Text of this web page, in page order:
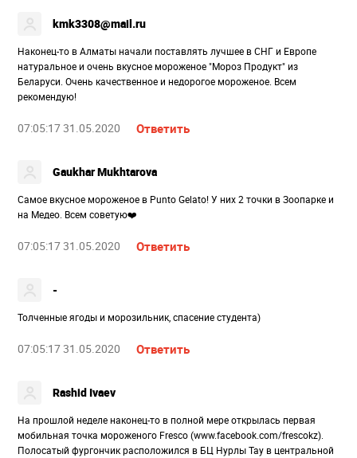
kmk3308@mail.ru
Наконец-то в Алматы начали поставлять лучшее в СНГ и Европе
натуральное и очень вкусное мороженое "Мороз Продукт" из
Беларуси. Очень качественное и недорогое мороженое. Всем
рекомендую!
07:05:17 31.05.2020 Ответить
Gaukhar Mukhtarova
Самое вкусное мороженое в Punto Gelato! У них 2 точки в Зоопарке и
на Медео. Всем советую❤️
07:05:17 31.05.2020 Ответить
-
Толченные ягоды и морозильник, спасение студента)
07:05:17 31.05.2020 Ответить
Rashid Ivaev
На прошлой неделе наконец-то в полной мере открылась первая
мобильная точка мороженого Fresco (www.facebook.com/frescokz).
Полосатый фургончик расположился в БЦ Нурлы Тау в центральной